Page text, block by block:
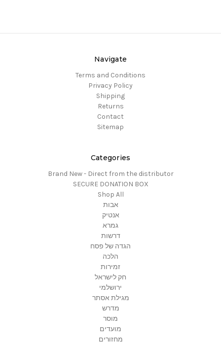
Navigate
Terms and Conditions
Privacy Policy
Shipping
Returns
Contact
Sitemap
Categories
Brand New - Direct from the distributor
SECURE DONATION BOX
Shop All
אבות
אנטיק
גמרא
דרשות
הגדה של פסח
הלכה
זמירות
חק לישראל
ירושלמי
מגילת אסתר
מדרש
מוסר
מועדים
מחזורים